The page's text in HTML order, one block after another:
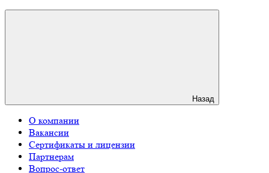
Назад
О компании
Вакансии
Сертификаты и лицензии
Партнерам
Вопрос-ответ